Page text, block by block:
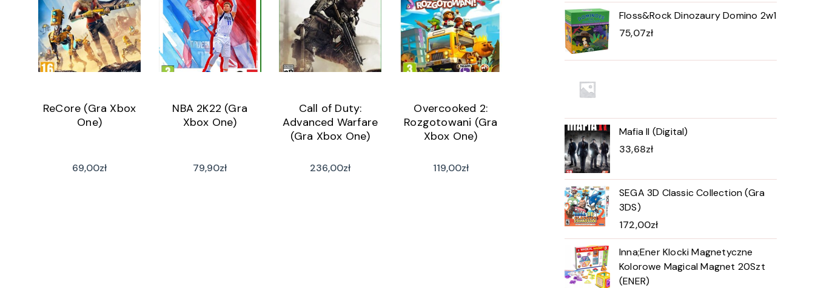
ReCore (Gra Xbox
One)
69,00zł
NBA 2K22 (Gra
Xbox One)
79,90zł
Call of Duty:
Advanced Warfare
(Gra Xbox One)
236,00zł
Overcooked 2:
Rozgotowani (Gra
Xbox One)
119,00zł
Floss&Rock Dinozaury Domino 2w1
75,07zł
Mafia II (Digital)
33,68zł
SEGA 3D Classic Collection (Gra
3DS)
172,00zł
Inna;Ener Klocki Magnetyczne
Kolorowe Magical Magnet 20Szt
(ENER)